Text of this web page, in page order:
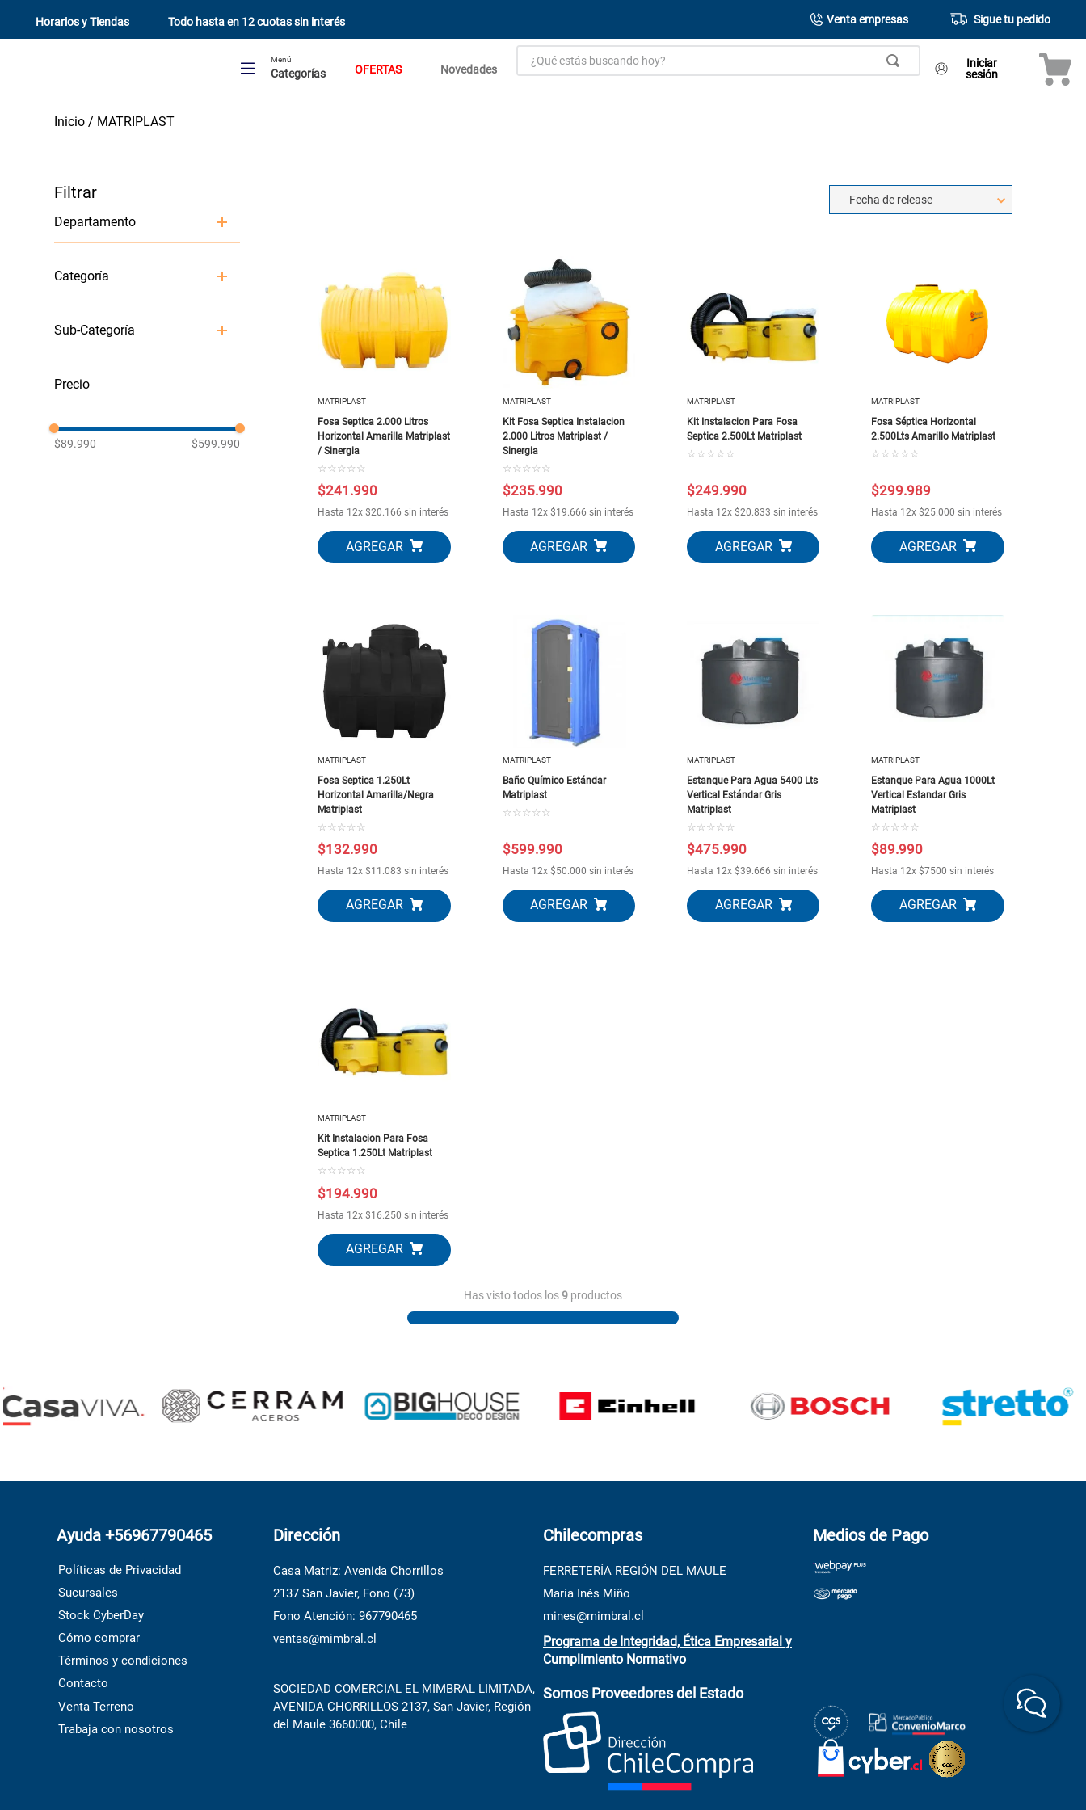
Horarios y Tiendas Todo hasta en 12 cuotas sin interés Venta empresas Sigue tu pedido
Menú
Categorías OFERTAS Novedades
¿Qué estás buscando hoy?
Iniciar
sesión
MATRIPLAST
Departamento
Baño
Categoría
Wc y Sanitarios
Sub-Categoría
Accesorios de Fosas y
WC - Inodoro
$89.990 $599.990
Fecha de release
MATRIPLAST
Fosa Septica 2.000 Litros
Horizontal Amarilla Matriplast
/ Sinergia
☆ ☆ ☆ ☆ ☆
$241 .990
Hasta 12x$20.166 sin interés
MATRIPLAST
Kit Fosa Septica Instalacion
2.000 Litros Matriplast /
Sinergia
☆ ☆ ☆ ☆ ☆
$235.990
Hasta 12x $19.666 sin interés
MATRIPLAST
Kit Instalacion Para Fosa
Septica 2.500Lt Matriplast
☆ ☆ ☆ ☆ ☆
$249.990
Hasta 12x $20.833 sin interés
MATRIPLAST
Fosa Séptica Horizontal
2.500Lts Amarillo Matriplast
☆ ☆ ☆ ☆ ☆
$299.989
Hasta 12x$25.000 sin interés
MATRIPLAST
Fosa Septica 1.250Lt
Horizontal Amarilla/Negra
Matriplast
☆ ☆ ☆ ☆ ☆
$132.990
Hasta 12x$11 .083 sin interés
MATRIPLAST
Baño Químico Estándar
Matriplast
☆ ☆ ☆ ☆ ☆
$599.990
Hasta 12x $50.000 sin interés
MATRIPLAST
Estanque Para Agua 5400 Lts
Vertical Estándar Gris
Matriplast
☆ ☆ ☆ ☆ ☆
$475.990
Hasta 12x $39.666 sin interés
MATRIPLAST
Estanque Para Agua 1000Lt
Vertical Estandar Gris
Matriplast
☆ ☆ ☆ ☆ ☆
$89.990
Hasta 12x$7500 sin interés
MATRIPLAST
Kit Instalacion Para Fosa
Septica 1.250Lt Matriplast
☆ ☆ ☆ ☆ ☆
$194.990
Hasta 12x$16.250 sin interés
Has visto todos los9 productos
Ayuda +56967790465
Políticas de Privacidad
Sucursales
Stock CyberDay
Cómo comprar
Términos y condiciones
Contacto
Venta Terreno
Trabaja con nosotros
Dirección
Casa Matriz: Avenida Chorrillos
2137 San Javier, Fono (73)
Fono Atención: 967790465
ventas@mimbral.cl
SOCIEDAD COMERCIAL EL MIMBRAL LIMITADA,
AVENIDA CHORRILLOS 2137, San Javier, Región
del Maule 3660000, Chile
Chilecompras
FERRETERÍA REGIÓN DEL MAULE
María Inés Miño
mines@mimbral.cl
Programa de Integridad, Ética Empresarial y
Cumplimiento Normativo
Somos Proveedores del Estado
Medios de Pago
fogon ventus
puerta
.
generador
.
porcelanato
. puertas